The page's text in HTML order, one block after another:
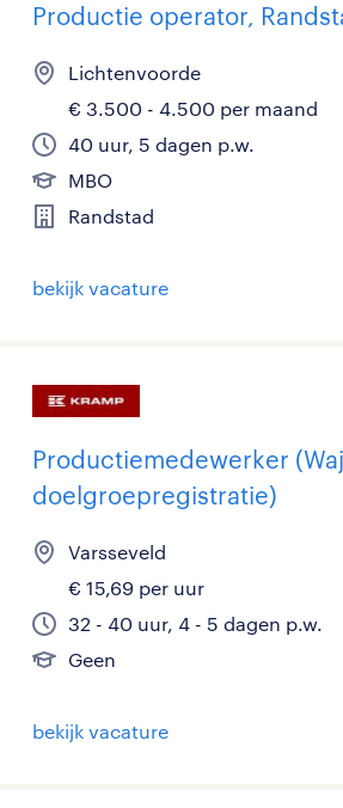
Productie operator,
Lichtenvoorde
€ 3.500 - 4.500 per maand
40 uur, 5 dagen p.w.
MBO
Randstad
bekijk vacature
Productiemedewerker
doelgroepregistratie)
Varsseveld
€ 15,69 per uur
32 - 40 uur, 4 - 5 dagen p.w.
Geen
bekijk vacature